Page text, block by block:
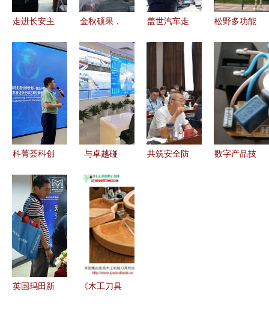
走进长安主
展示交流会
圆满落幕，
共话汽车产
业新未来
金秋硕果，
——记金品
2010年金
秋新品介绍
与技术交流
盖世汽车走
技术交流会
之长安汽车
圆满收官
技术交流点
亮未来出行
松野多功能
进ABB集
团，共促智
能电气技术
新篇章
科菁荟科创
划食品科技
交流会暨
2024年
UNIDO全
球方案征集
活动成都发
与卓越碰
为伍 万城
万充赴华为
总部开启技
术交流新篇
章
共筑安全防
数字产品技
英国玛田新
《木工刀具